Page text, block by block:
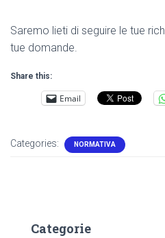
Saremo lieti di seguire le tue
tue domande.
Share this:
Email
Categories: NORMATIVA
Categorie